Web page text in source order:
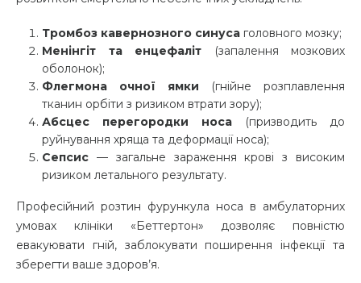
Тромбоз кавернозного синуса головного мозку;
Менінгіт та енцефаліт (запалення мозкових
оболонок);
Флегмона очної ямки (гнійне розплавлення
тканин орбіти з ризиком втрати зору);
Абсцес перегородки носа (призводить до
руйнування хряща та деформації носа);
Сепсис — загальне зараження крові з високим
ризиком летального результату.
Професійний розтин фурункула носа в амбулаторних
умовах клініки «Беттертон» дозволяє повністю
евакуювати гній, заблокувати поширення інфекції та
зберегти ваше здоров’я.